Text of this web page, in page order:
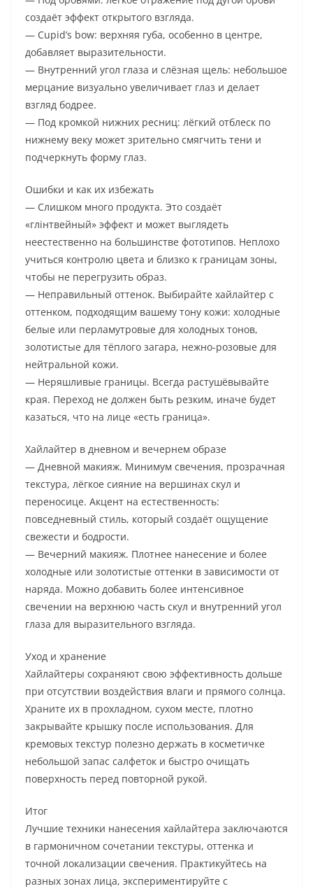
создаёт эффект открытого взгляда.
— Cupid’s bow: верхняя губа, особенно в центре,
добавляет выразительности.
— Внутренний угол глаза и слёзная щель: небольшое
мерцание визуально увеличивает глаз и делает
взгляд бодрее.
— Под кромкой нижних ресниц: лёгкий отблеск по
нижнему веку может зрительно смягчить тени и
подчеркнуть форму глаз.
Ошибки и как их избежать
— Слишком много продукта. Это создаёт
«глінтвейный» эффект и может выглядеть
неестественно на большинстве фототипов. Неплохо
учиться контролю цвета и близко к границам зоны,
чтобы не перегрузить образ.
— Неправильный оттенок. Выбирайте хайлайтер с
оттенком, подходящим вашему тону кожи: холодные
белые или перламутровые для холодных тонов,
золотистые для тёплого загара, нежно-розовые для
нейтральной кожи.
— Неряшливые границы. Всегда растушёвывайте
края. Переход не должен быть резким, иначе будет
казаться, что на лице «есть граница».
Хайлайтер в дневном и вечернем образе
— Дневной макияж. Минимум свечения, прозрачная
текстура, лёгкое сияние на вершинах скул и
переносице. Акцент на естественность:
повседневный стиль, который создаёт ощущение
свежести и бодрости.
— Вечерний макияж. Плотнее нанесение и более
холодные или золотистые оттенки в зависимости от
наряда. Можно добавить более интенсивное
свечении на верхнюю часть скул и внутренний угол
глаза для выразительного взгляда.
Уход и хранение
Хайлайтеры сохраняют свою эффективность дольше
при отсутствии воздействия влаги и прямого солнца.
Храните их в прохладном, сухом месте, плотно
закрывайте крышку после использования. Для
кремовых текстур полезно держать в косметичке
небольшой запас салфеток и быстро очищать
поверхность перед повторной рукой.
Итог
Лучшие техники нанесения хайлайтера заключаются
в гармоничном сочетании текстуры, оттенка и
точной локализации свечения. Практикуйтесь на
разных зонах лица, экспериментируйте с